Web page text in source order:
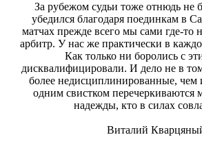
За рубежом судьи тоже отнюдь
убедился благодаря поединкам в
матчах прежде всего мы сами где-то
арбитр. У нас же практически в
Как только ни боролись с
дисквалифицировали. И дело не в
более недисциплинированные,
одним свистком перечеркиваются
надежды, кто в силах
Виталий